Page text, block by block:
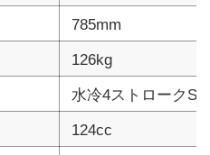
785mm
126kg
水冷4ストローク
124cc